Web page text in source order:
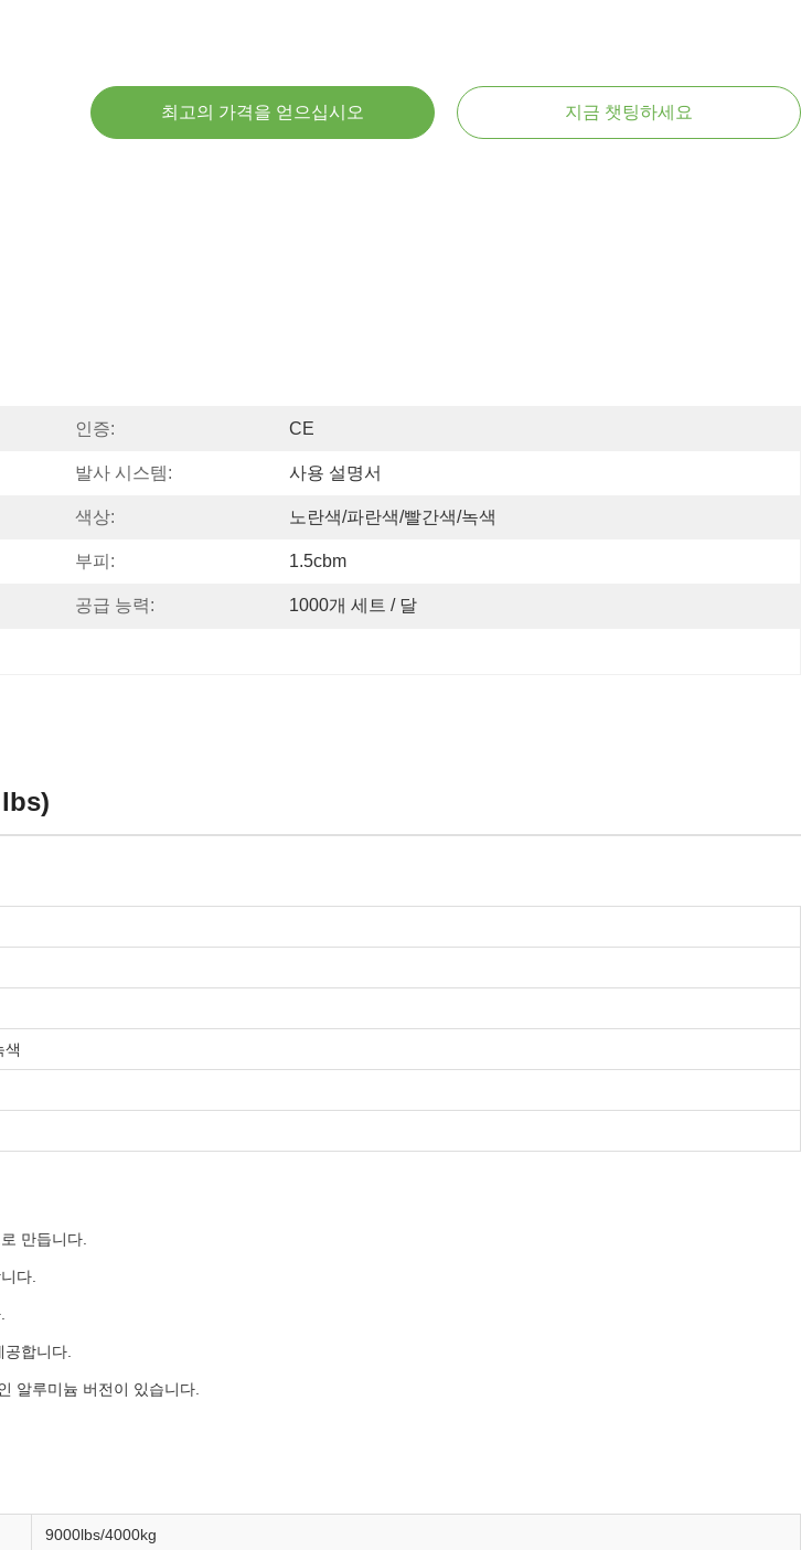
최고의 가격을 얻으십시오 지금 챗팅하세요
인증: CE
발사 시스템: 사용 설명서
색상: 노란색/파란색/빨간색/녹색
부피: 1.5cbm
공급 능력: 1000개 세트 / 달
색
만듭니다.
다.
합니다.
알루미늄 버전이 있습니다.
9000lbs/4000kg